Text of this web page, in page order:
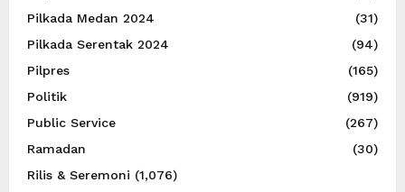
Pilkada Medan 2024
(31)
Pilkada Serentak 2024
(94)
Pilpres
(165)
Politik
(919)
Public Service
(267)
Ramadan
(30)
Rilis & Seremoni (1,076)